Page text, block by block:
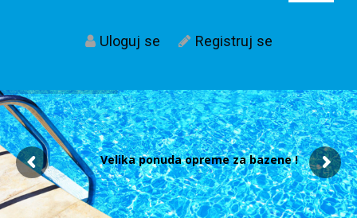
Uloguj se Registruj se
Velika ponuda opreme za bazene !